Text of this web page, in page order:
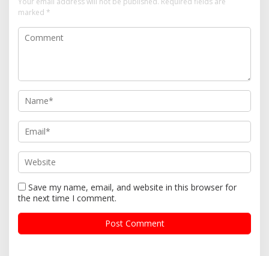
marked *
Save my name, email, and website in this browser for
the next time I comment.